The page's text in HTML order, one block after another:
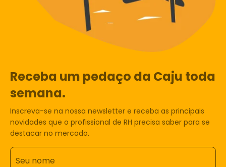
Receba um pedaço da Caju toda
semana.
Inscreva-se na nossa newsletter e receba as principais
novidades que o profissional de RH precisa saber para se
destacar no mercado.
Seu nome